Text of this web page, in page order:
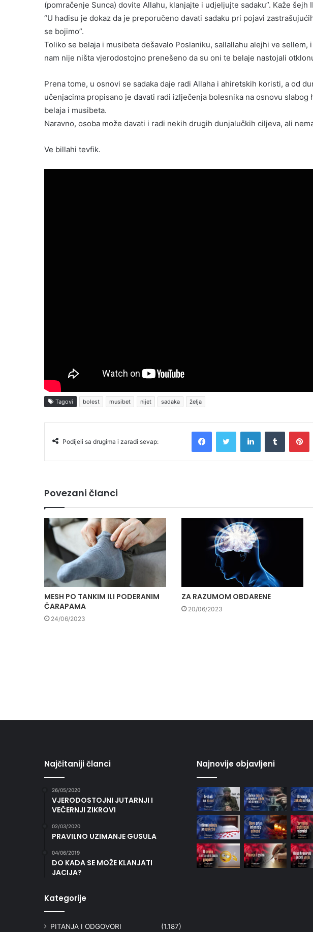
(pomračenje Sunca) dovite Allahu, klanjajte i udjeljujte sadaku”. Kaže
“U hadisu je dokaz da je preporučeno davati sadaku pri pojavi
se bojimo”.
Toliko se belaja i musibeta dešavalo Poslaniku, sallallahu alejhi ve sellem,
nam nije ništa vjerodostojno prenešeno da su oni te belaje nastojali
Prena tome, u osnovi se sadaka daje radi Allaha i ahiretskih koristi, a od
učenjacima propisano je davati radi izlječenja bolesnika na osnovu slabog
belaja i musibeta.
Naravno, osoba može davati i radi nekih drugih dunjalučkih ciljeva, ali
Ve billahi tevfik.
Tagovi bolest musibet nijet sadaka želja
Podijeli sa drugima i zaradi sevap:
Povezani članci
MESH PO TANKIM ILI PODERANIM
ČARAPAMA
24/06/2023
ZA RAZUMOM OBDARENE
20/06/2023
Najčitaniji članci
26/05/2020
VJERODOSTOJNI JUTARNJI I
VEČERNJI ZIKROVI
02/03/2020
PRAVILNO UZIMANJE GUSULA
04/06/2019
DO KADA SE MOŽE KLANJATI
JACIJA?
Kategorije
PITANJA I ODGOVORI (1.187)
Najnovije objavljeni